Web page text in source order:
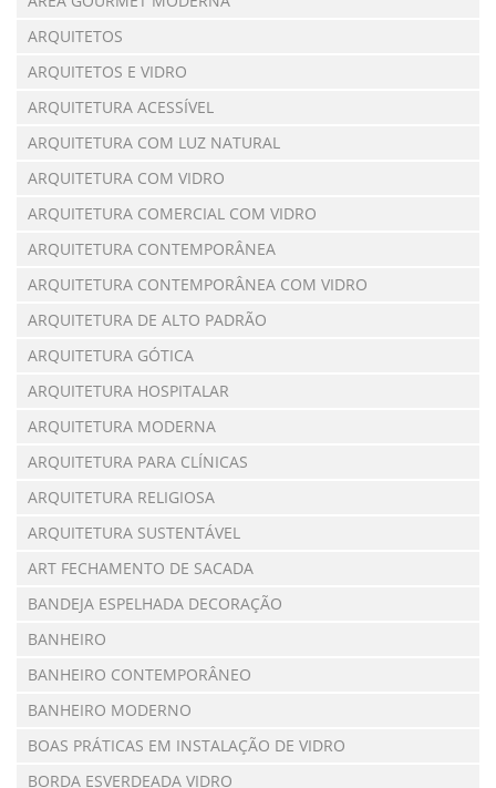
ARQUITETOS
ARQUITETOS E VIDRO
ARQUITETURA ACESSÍVEL
ARQUITETURA COM LUZ NATURAL
ARQUITETURA COM VIDRO
ARQUITETURA COMERCIAL COM VIDRO
ARQUITETURA CONTEMPORÂNEA
ARQUITETURA CONTEMPORÂNEA COM VIDRO
ARQUITETURA DE ALTO PADRÃO
ARQUITETURA GÓTICA
ARQUITETURA HOSPITALAR
ARQUITETURA MODERNA
ARQUITETURA PARA CLÍNICAS
ARQUITETURA RELIGIOSA
ARQUITETURA SUSTENTÁVEL
ART FECHAMENTO DE SACADA
BANDEJA ESPELHADA DECORAÇÃO
BANHEIRO
BANHEIRO CONTEMPORÂNEO
BANHEIRO MODERNO
BOAS PRÁTICAS EM INSTALAÇÃO DE VIDRO
BORDA ESVERDEADA VIDRO